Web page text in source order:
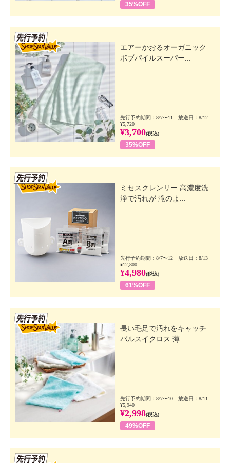
35%OFF
エアーかおるオーガニック
ボブパイルスーパー...
先行予約期間：8/7〜11 放送日：8/12
¥5,720
¥3,700(税込)
35%OFF
ミセスクレンリー 高濃度洗
浄で汚れが 滝のよ...
先行予約期間：8/7〜12 放送日：8/13
¥12,800
¥4,980(税込)
61%OFF
長い毛足で汚れをキャッチ
パルスイクロス 薄...
先行予約期間：8/7〜10 放送日：8/11
¥5,940
¥2,998(税込)
49%OFF